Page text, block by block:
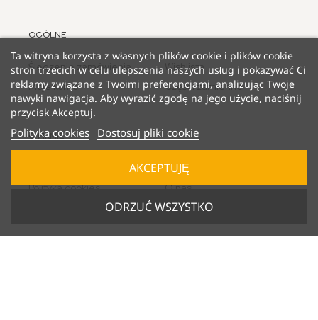
OGÓLNE
Śledzenie zamówienia
Moje konto
Wishlista
Części zamienne
O FIRMIE
Polityka cookies
Polityka prywatności
Regulamin
O nas
Ta witryna korzysta z własnych plików cookie i plików cookie
stron trzecich w celu ulepszenia naszych usług i pokazywać Ci
reklamy związane z Twoimi preferencjami, analizując Twoje
nawyki nawigacja. Aby wyrazić zgodę na jego użycie, naciśnij
przycisk Akceptuj.
Polityka cookies Dostosuj pliki cookie
ODRZUĆ WSZYSTKO
AKCEPTUJĘ